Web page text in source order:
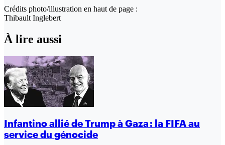
Crédits photo/illustration en haut de page :
Thibault Inglebert
À lire aussi
Infantino allié de Trump à Gaza : la FIFA au
service du génocide